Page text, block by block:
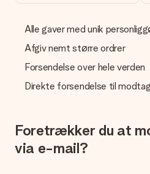
fakturaen i bekræftelsesemailen,
MySurprise-konto. Det betyder
direkte til modtageren, hvilket gør
Alle gaver med unik
Afgiv nemt større ordrer
Forsendelse over hele verden
Direkte forsendelse til
Foretrækker du at
via e-mail?